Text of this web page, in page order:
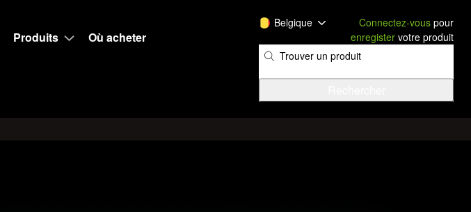
Produits Où acheter
Belgique Connectez-vous pour
enregister votre produit